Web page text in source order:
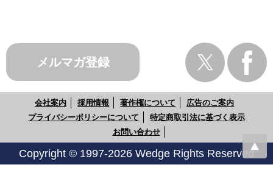
メルマガ登録
会社案内 採用情報 著作権について
広告のご案内
プライバシーポリシーについて
特定商取引法に基づく表示
お問い合わせ
Copyright © 1997-2026 Wedge Rights Reserved